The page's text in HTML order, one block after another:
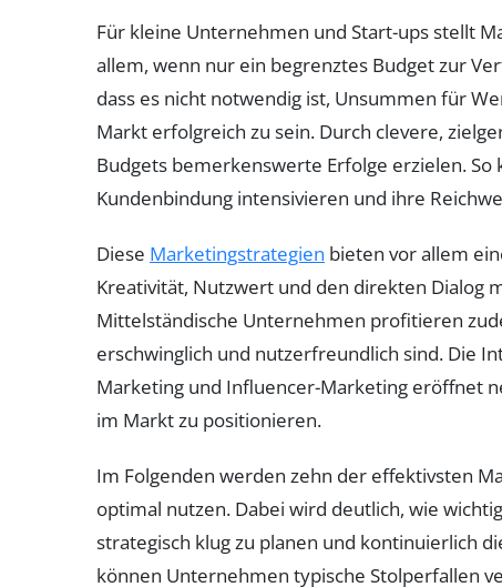
Für kleine Unternehmen und Start-ups stellt
allem, wenn nur ein begrenztes Budget zur
dass es nicht notwendig ist, Unsummen für
Markt erfolgreich zu sein. Durch clevere,
Budgets bemerkenswerte Erfolge erzielen.
Kundenbindung intensivieren und ihre
Diese Marketingstrategien bieten vor allem
Kreativität, Nutzwert und den direkten Dialog
Mittelständische Unternehmen profitieren
erschwinglich und nutzerfreundlich sind. Die
Marketing und Influencer-Marketing eröffnet
im Markt zu positionieren.
Im Folgenden werden zehn der effektivsten
optimal nutzen. Dabei wird deutlich, wie
strategisch klug zu planen und kontinuierlich
können Unternehmen typische Stolperfallen